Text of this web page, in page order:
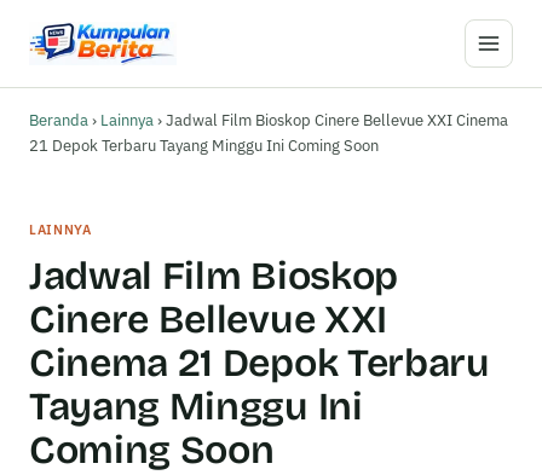
Buka
Beranda› Lainnya›Jadwal Film Bioskop Cinere Bellevue XXI Cinema
21 Depok Terbaru Tayang Minggu Ini Coming Soon
LAINNYA
Jadwal Film Bioskop
Cinere Bellevue XXI
Cinema 21 Depok Terbaru
Tayang Minggu Ini
Coming Soon